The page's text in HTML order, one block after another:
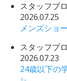
スタッフブ
2026.07.25
メンズショ
スタッフブ
2026.07.23
24歳以下の